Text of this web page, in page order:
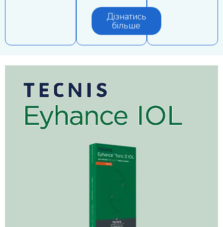
Дізнатись
більше